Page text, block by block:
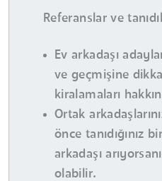
Referanslar ve
Ev arkadaşı
ve geçmişine
kiralamaları
Ortak
önce tanıdığınız
arkadaşı
olabilir.